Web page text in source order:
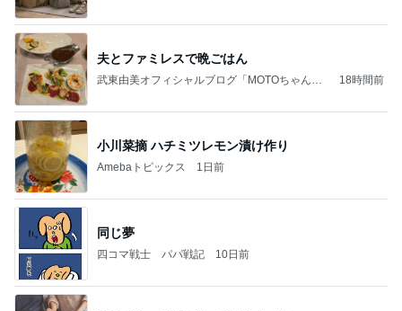
夫とファミレスで晩ごはん
武東由美オフィシャルブログ「MOTOちゃんと
18時間前
小川菜摘 ハチミツレモン漬け作り
Amebaトピックス 1日前
同じ夢
四コマ戦士 パパ戦記 10日前